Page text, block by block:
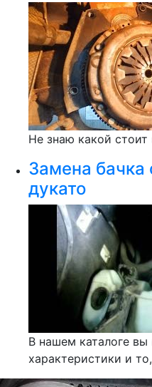
Не знаю какой стоит
Замена бачка
дукато
В нашем каталоге
характеристики и